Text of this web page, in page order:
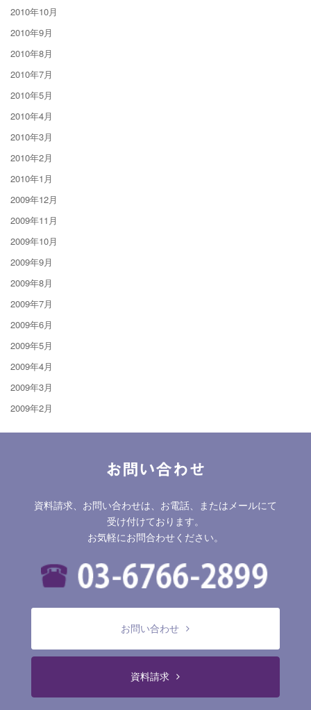
2010年10月
2010年9月
2010年8月
2010年7月
2010年5月
2010年4月
2010年3月
2010年2月
2010年1月
2009年12月
2009年11月
2009年10月
2009年9月
2009年8月
2009年7月
2009年6月
2009年5月
2009年4月
2009年3月
2009年2月
お問い合わせ
資料請求、お問い合わせは、お電話、またはメールにて
受け付けております。
お気軽にお問合わせください。
お問い合わせ
資料請求